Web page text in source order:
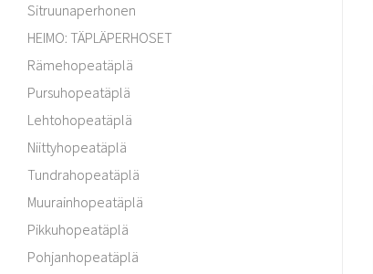
Sitruunaperhonen
HEIMO: TÄPLÄPERHOSET
Rämehopeatäplä
Pursuhopeatäplä
Lehtohopeatäplä
Niittyhopeatäplä
Tundrahopeatäplä
Muurainhopeatäplä
Pikkuhopeatäplä
Pohjanhopeatäplä